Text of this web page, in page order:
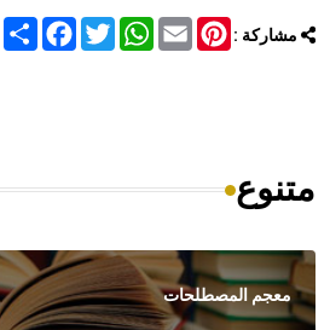
مشاركة : Share
FacebookTwitter
WhatsAppEmail
Pinterest
متنوع
معجم المصطلحات